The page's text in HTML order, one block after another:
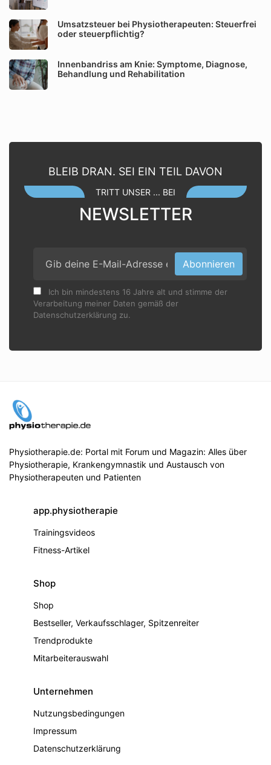
Umsatzsteuer bei Physiotherapeuten: Steuerfrei
oder steuerpflichtig?
Innenbandriss am Knie: Symptome, Diagnose,
Behandlung und Rehabilitation
BLEIB DRAN. SEI EIN TEIL DAVON
TRITT UNSER ... BEI
NEWSLETTER
Abonnieren
Ich bin mindestens 16 Jahre alt und stimme der
Verarbeitung meiner Daten gemäß der
Datenschutzerklärung zu.
Physiotherapie.de: Portal mit Forum und Magazin: Alles über
Physiotherapie, Krankengymnastik und Austausch von
Physiotherapeuten und Patienten
app.physiotherapie
Trainingsvideos
Fitness-Artikel
Shop
Shop
Bestseller, Verkaufsschlager, Spitzenreiter
Trendprodukte
Mitarbeiterauswahl
Unternehmen
Nutzungsbedingungen
Impressum
Datenschutzerklärung